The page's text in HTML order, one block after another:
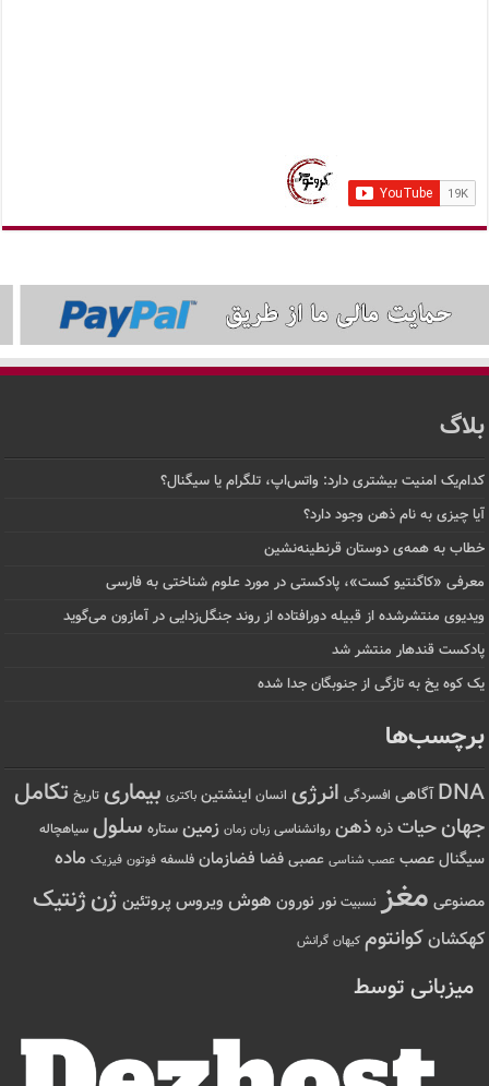
بلاگ
کدام‌یک امنیت بیشتری دارد: واتس‌اپ، تلگرام یا سیگنال؟
آیا چیزی به نام ذهن وجود دارد؟
خطاب به همه‌ی دوستان قرنطینه‌نشین
معرفی «کاگنتیو کست»، پادکستی در مورد علوم شناختی به فارسی
ویدیوی منتشرشده از قبیله دورافتاده‌ از روند جنگل‌زدایی در آمازون می‌گوید
پادکست قندهار منتشر شد
یک کوه یخ به تازگی از جنوبگان جدا شده
برچسب‌ها
DNA آگاهی افسردگی انرژی انسان اینشتین باکتری بیماری تاریخ تکامل
جهانحیات ذره ذهن روانشناسی زبان زمان زمین ستاره سلول سیاهچاله
سیگنال عصب عصب شناسی عصبی فضا فضازمان فلسفه فوتون فیزیک ماده
مصنوعی مغز نسبیت نور نورون هوش ویروس پروتئین ژنژنتیک
کهکشانکوانتوم کیهان گرانش
میزبانی توسط